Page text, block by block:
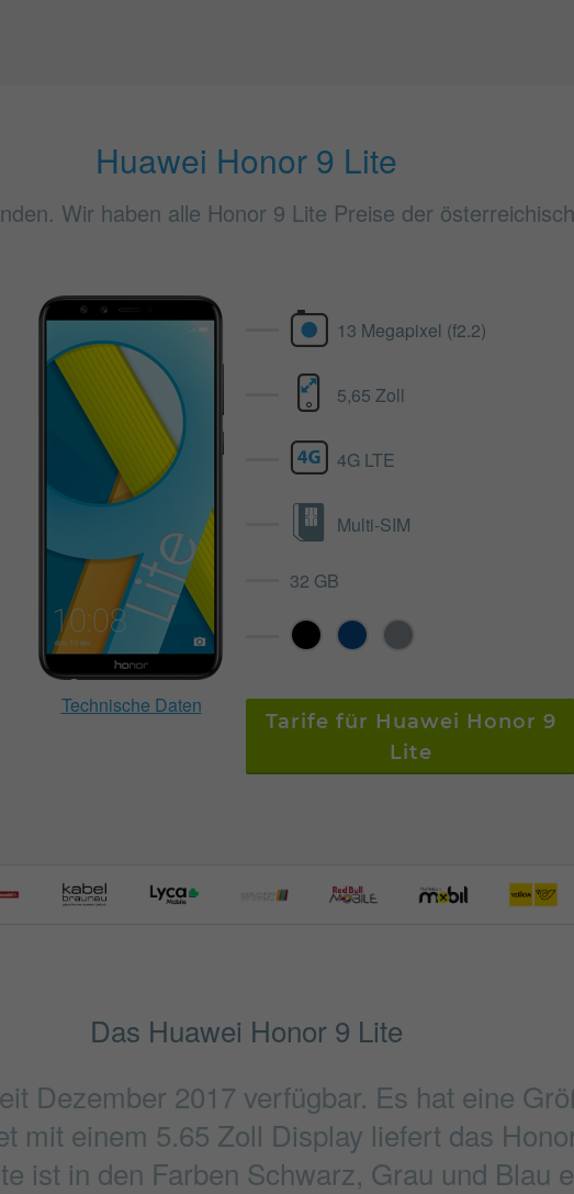
Huawei Honor 9 Lite
Wir haben alle Honor 9 Lite Preise der
Technische Daten
13 Megapixel (f2.2)
5,65 Zoll
4G LTE
Multi-SIM
32 GB
Tarife für Huawei Honor 9
Lite
Das Huawei Honor 9 Lite
Dezember 2017 verfügbar. Es hat eine
mit einem 5.65 Zoll Display liefert das
ist in den Farben Schwarz, Grau und Blau